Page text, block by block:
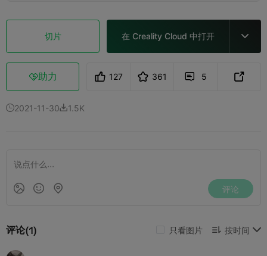
切片 在 Creality Cloud 中打开 
助力 127 361  5 
2021-11-301.5K